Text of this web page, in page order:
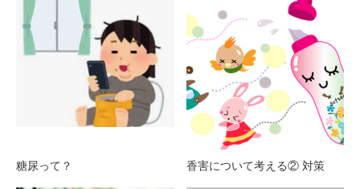
糖尿って？ 香害について考える② 対策